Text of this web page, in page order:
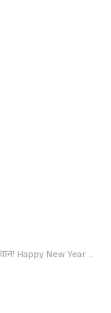
; सायबर चोरट्यांनी वापरली नवी शक्कल